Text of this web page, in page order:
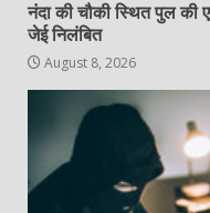
नंदा की चौकी स्थित पुल की
जेई निलंबित
August 8, 2026